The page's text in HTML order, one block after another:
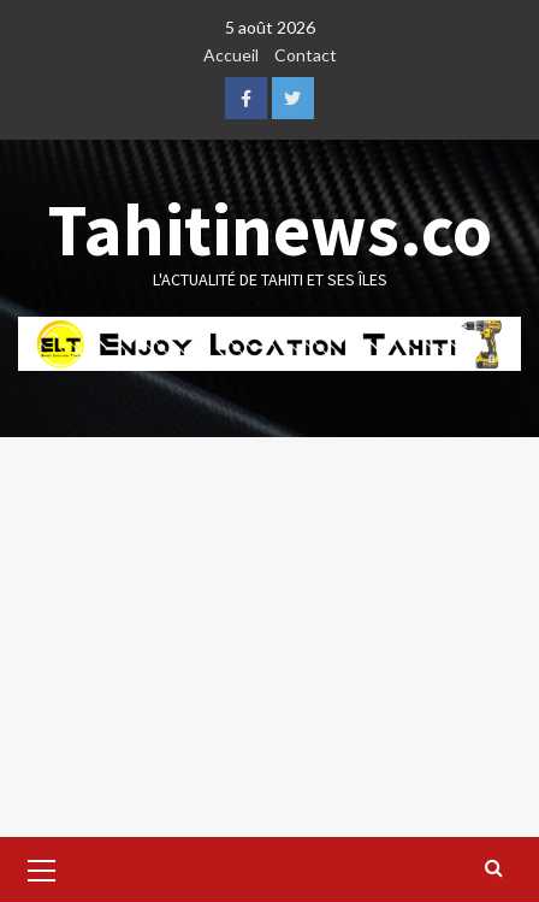
5 août 2026
Accueil
Contact
FacebookTwitter
Tahitinews.co
L'ACTUALITÉ DE TAHITI ET SES ÎLES
Menu